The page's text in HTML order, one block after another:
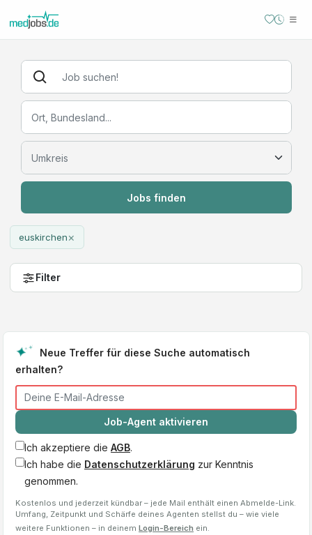
Jobs finden
euskirchen×
Filter
Neue Treffer für diese Suche automatisch
erhalten?
Job-Agent aktivieren
Ich akzeptiere die AGB.
Ich habe die Datenschutzerklärung zur Kenntnis
genommen.
Kostenlos und jederzeit kündbar – jede Mail enthält einen Abmelde-Link.
Umfang, Zeitpunkt und Schärfe deines Agenten stellst du – wie viele
weitere Funktionen – in deinem Login-Bereich ein.